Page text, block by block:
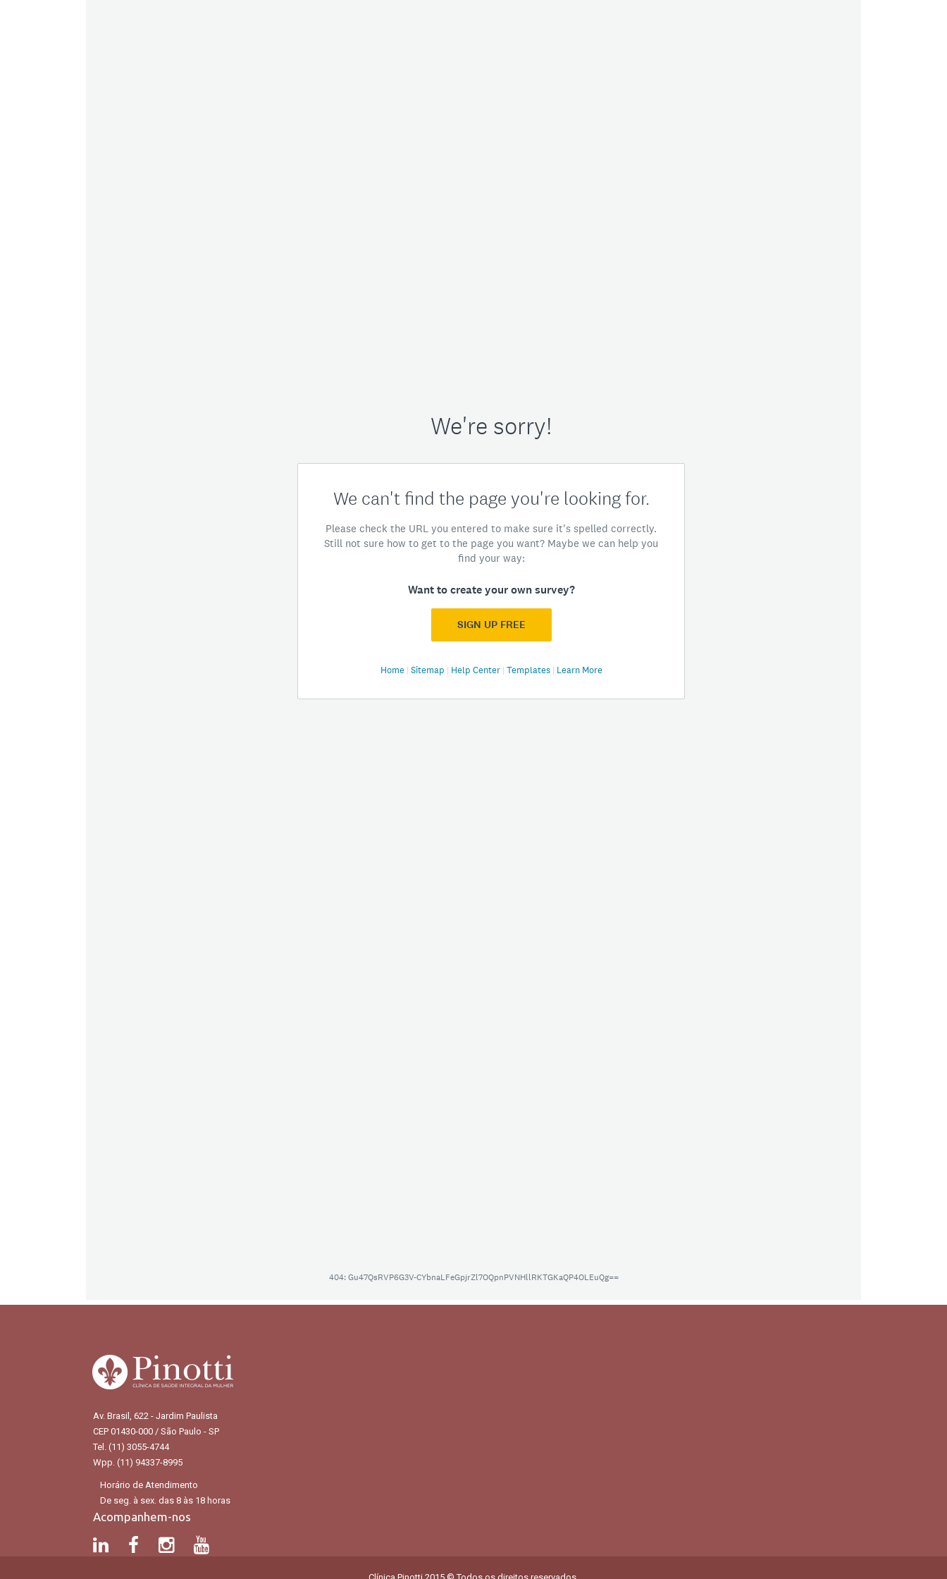
Av. Brasil, 622 - Jardim Paulista
CEP 01430-000 / São Paulo - SP
Tel. (11) 3055-4744
Wpp. (11) 94337-8995
Horário de Atendimento
De seg. à sex. das 8 às 18 horas
Acompanhem-nos